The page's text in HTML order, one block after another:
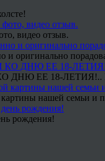
видео отзыв.
и оригинально
ДНЮ ЕЕ 18-
нашей семьи
рождения!